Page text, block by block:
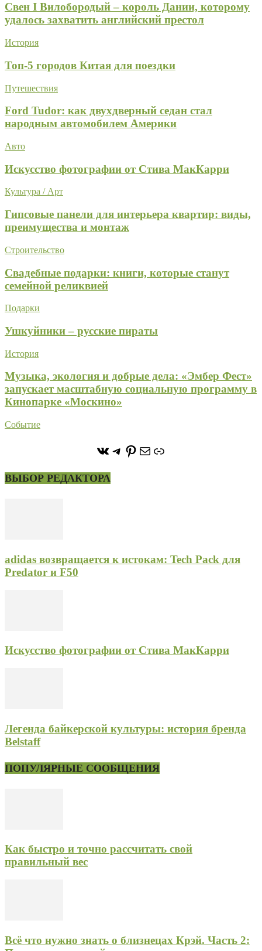
Свен I Вилобородый – король Дании, которому
удалось захватить английский престол
История
Топ-5 городов Китая для поездки
Путешествия
Ford Tudor: как двухдверный седан стал
народным автомобилем Америки
Авто
Искусство фотографии от Стива МакКарри
Культура / Арт
Гипсовые панели для интерьера квартир: виды,
преимущества и монтаж
Строительство
Свадебные подарки: книги, которые станут
семейной реликвией
Подарки
Ушкуйники – русские пираты
История
Музыка, экология и добрые дела: «Эмбер Фест»
запускает масштабную социальную программу в
Кинопарке «Москино»
Событие
https://vk.com/
https://t.me/stoneforest
https://
ПочтаСсылка
ВЫБОР РЕДАКТОРА
adidas возвращается к истокам: Tech Pack для
Predator и F50
Искусство фотографии от Стива МакКарри
Легенда байкерской культуры: история бренда
Belstaff
ПОПУЛЯРНЫЕ СООБЩЕНИЯ
Как быстро и точно рассчитать свой
правильный вес
Всё что нужно знать о близнецах Крэй. Часть 2: